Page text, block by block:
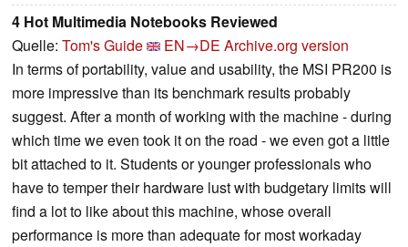
4 Hot Multimedia Notebooks Reviewed
Quelle: Tom's Guide EN→DE Archive.org version
In terms of portability, value and usability, the MSI PR200 is
more impressive than its benchmark results probably
suggest. After a month of working with the machine - during
which time we even took it on the road - we even got a little
bit attached to it. Students or younger professionals who
have to temper their hardware lust with budgetary limits will
find a lot to like about this machine, whose overall
performance is more than adequate for most workaday